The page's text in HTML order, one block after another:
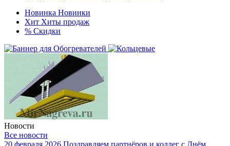
Новинка Новинки
Хит Хиты продаж
% Скидки
Новости
Все новости
20 февраля 2026 Поздравляем партнёров и коллег с Днём